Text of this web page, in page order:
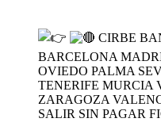
CIRBE
BARCELONA
OVIEDO PALMA
TENERIFE
ZARAGOZA
SALIR SIN PAGAR